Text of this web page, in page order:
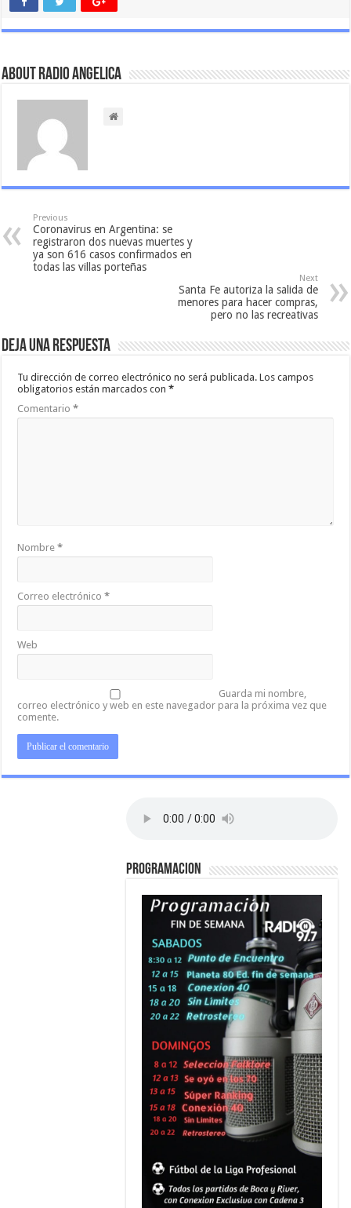
About Radio Angelica
Previous
Coronavirus en Argentina: se
registraron dos nuevas muertes y
ya son 616 casos confirmados en
todas las villas porteñas
Next
Santa Fe autoriza la salida de
menores para hacer compras,
pero no las recreativas
Deja una respuesta
Tu dirección de correo electrónico no será publicada. Los campos
obligatorios están marcados con*
Comentario*
Nombre*
Correo electrónico*
Web
Guarda mi nombre,
correo electrónico y web en este navegador para la próxima vez que
comente.
PROGRAMACION